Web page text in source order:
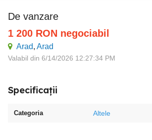
de vanzare
1 200 RON negociabil
Arad, Arad
Valabil din 6/14/2026 12:27:34 PM
Specificații
Categoria Altele